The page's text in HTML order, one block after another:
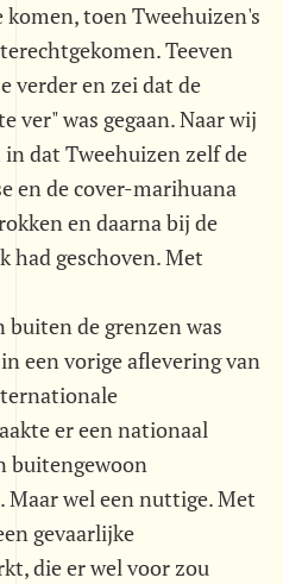
toen Tweehuizen's
Teeven
verder en zei dat de
ver" was gegaan. Naar wij
dat Tweehuizen zelf de
en de cover-marihuana
en daarna bij de
had geschoven. Met
de grenzen was
een vorige aflevering van
er een nationaal
buitengewoon
wel een nuttige. Met
gevaarlijke
die er wel voor zou